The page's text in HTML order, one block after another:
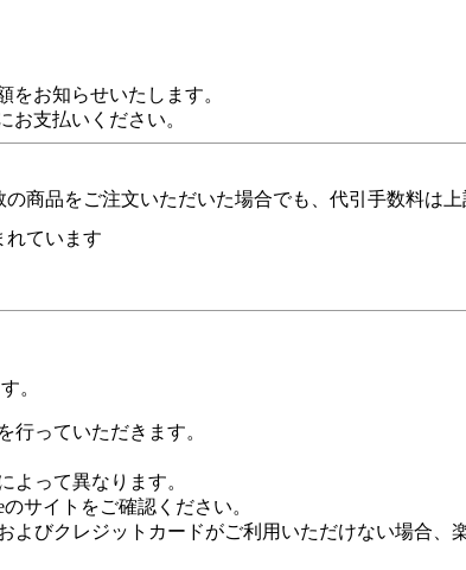
お知らせいたします。
支払いください。
商品をご注文いただいた場合でも、代引手数料は上
れています
。
行っていただきます。
よって異なります。
のサイトをご確認ください。
よびクレジットカードがご利用いただけない場合